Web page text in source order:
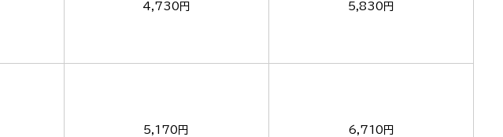
4,730円 5,830円
5,170円 6,710円